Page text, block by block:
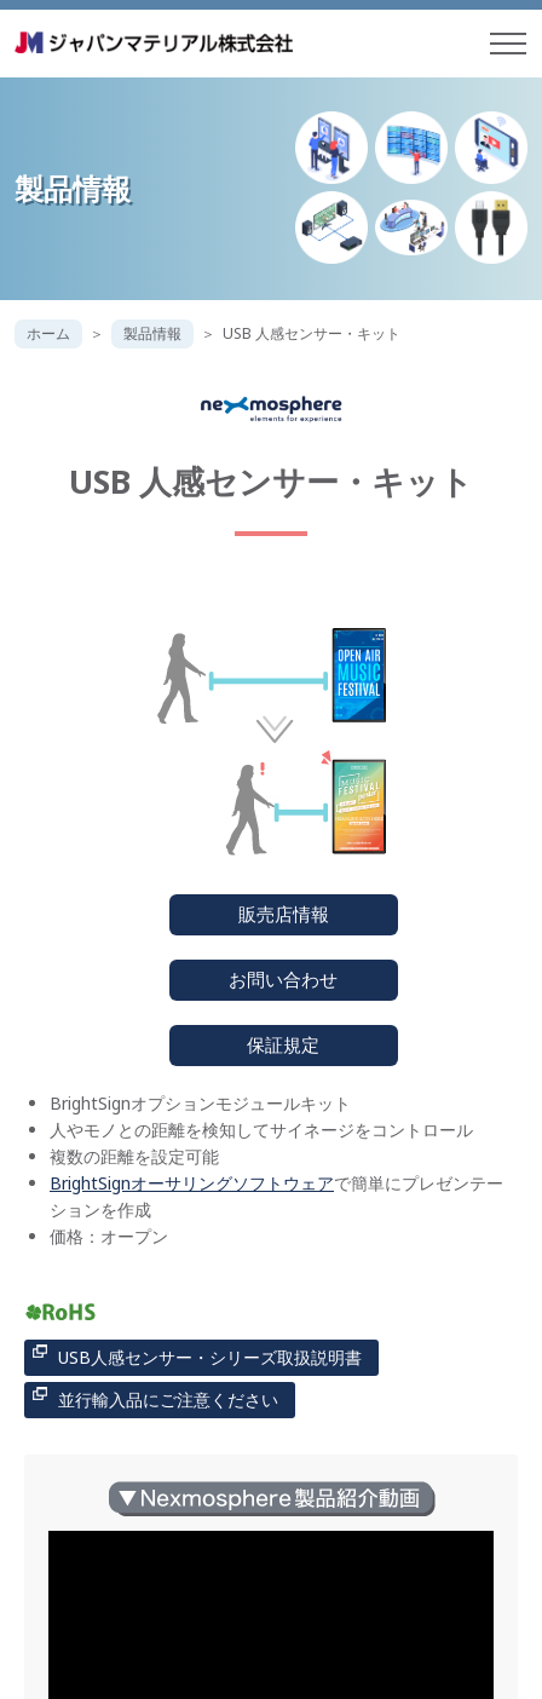
製品情報
ホーム 製品情報 USB 人感センサー・キット
USB 人感センサー・キット
販売店情報
お問い合わせ
保証規定
BrightSignオプションモジュールキット
人やモノとの距離を検知してサイネージをコントロール
複数の距離を設定可能
BrightSignオーサリングソフトウェアで簡単にプレゼンテー
ションを作成
価格：オープン
USB人感センサー・シリーズ取扱説明書
並行輸入品にご注意ください